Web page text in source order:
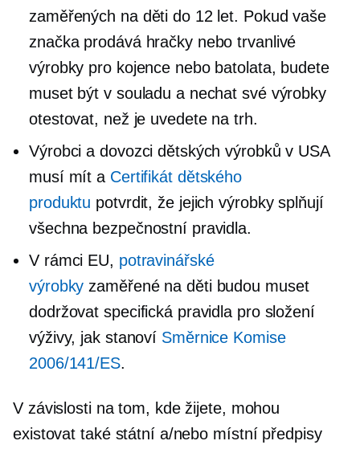
zaměřených na děti do 12 let. Pokud vaše
značka prodává hračky nebo trvanlivé
výrobky pro kojence nebo batolata, budete
muset být v souladu a nechat své výrobky
otestovat, než je uvedete na trh.
Výrobci a dovozci dětských výrobků v USA
musí mít a Certifikát dětského
produktu potvrdit, že jejich výrobky splňují
všechna bezpečnostní pravidla.
V rámci EU, potravinářské
výrobky zaměřené na děti budou muset
dodržovat specifická pravidla pro složení
výživy, jak stanoví Směrnice Komise
2006/141/ES.
V závislosti na tom, kde žijete, mohou
existovat také státní a/nebo místní předpisy